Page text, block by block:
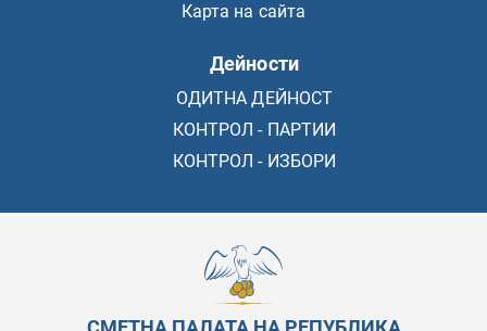
Карта на сайта
Дейности
ОДИТНА ДЕЙНОСТ
КОНТРОЛ - ПАРТИИ
КОНТРОЛ - ИЗБОРИ